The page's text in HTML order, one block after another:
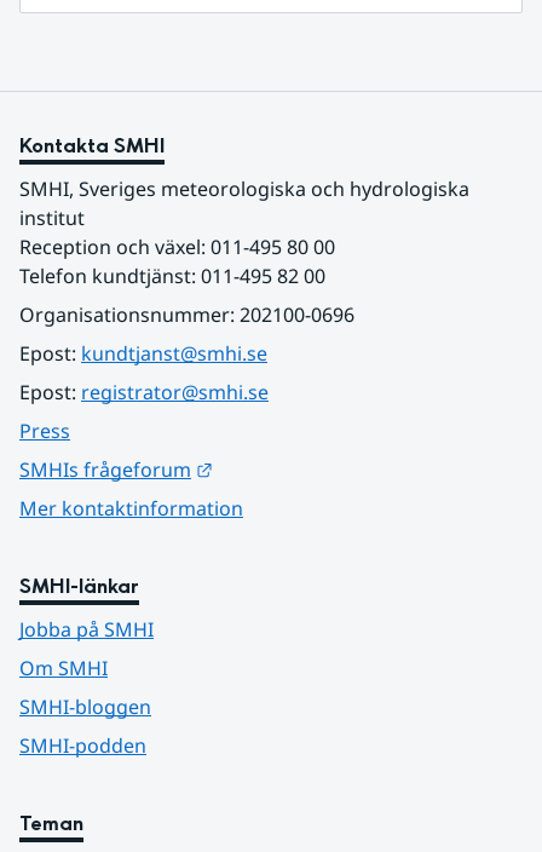
Kontakta SMHI
SMHI, Sveriges meteorologiska och hydrologiska
institut
Reception och växel: 011-495 80 00
Telefon kundtjänst: 011-495 82 00
Organisationsnummer: 202100-0696
Epost: kundtjanst@smhi.se
Epost: registrator@smhi.se
Press
SMHIs frågeforum
Mer kontaktinformation
SMHI-länkar
Jobba på SMHI
Om SMHI
SMHI-bloggen
SMHI-podden
Teman